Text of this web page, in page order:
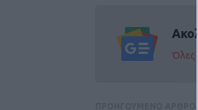
Όλες